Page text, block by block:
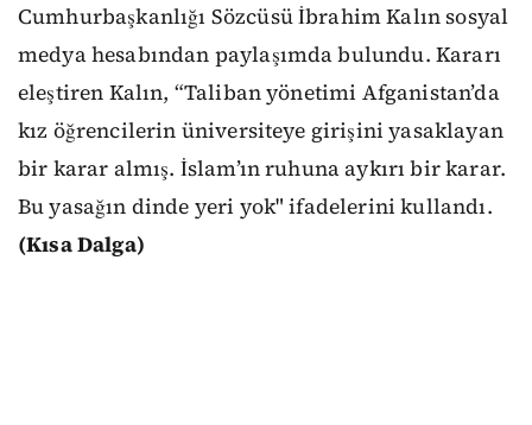
Cumhurbaşkanlığı Sözcüsü İbrahim Kalın sosyal
medya hesabından paylaşımda bulundu. Kararı
eleştiren Kalın, “Taliban yönetimi Afganistan’da
kız öğrencilerin üniversiteye girişini yasaklayan
bir karar almış. İslam’ın ruhuna aykırı bir karar.
Bu yasağın dinde yeri yok" ifadelerini kullandı.
(Kısa Dalga)